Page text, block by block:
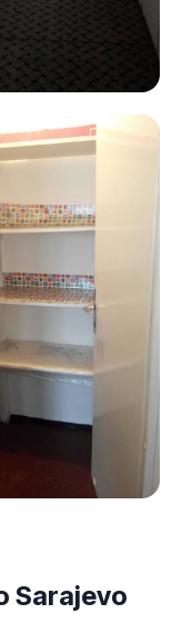
Sarajevo